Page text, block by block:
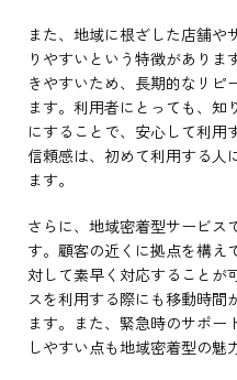
また、地域に根ざした店舗や
りやすいという特徴があり
きやすいため、長期的なリピ
ます。利用者にとっても、
にすることで、安心して利用
信頼感は、初めて利用する人
ます。
さらに、地域密着型サービス
す。顧客の近くに拠点を構え
対して素早く対応することが
スを利用する際にも移動時間
ます。また、緊急時のサポ
しやすい点も地域密着型の魅